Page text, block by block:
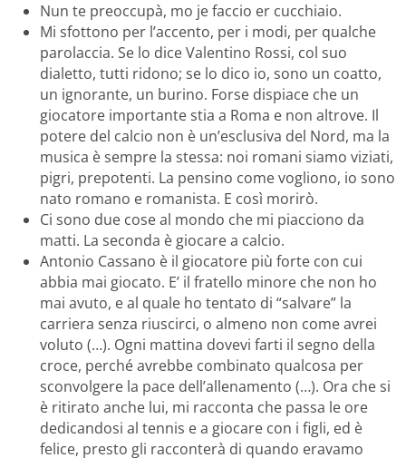
Nun te preoccupà, mo je faccio er cucchiaio.
Mi sfottono per l’accento, per i modi, per qualche
parolaccia. Se lo dice Valentino Rossi, col suo
dialetto, tutti ridono; se lo dico io, sono un coatto,
un ignorante, un burino. Forse dispiace che un
giocatore importante stia a Roma e non altrove. Il
potere del calcio non è un’esclusiva del Nord, ma la
musica è sempre la stessa: noi romani siamo viziati,
pigri, prepotenti. La pensino come vogliono, io sono
nato romano e romanista. E così morirò.
Ci sono due cose al mondo che mi piacciono da
matti. La seconda è giocare a calcio.
Antonio Cassano è il giocatore più forte con cui
abbia mai giocato. E’ il fratello minore che non ho
mai avuto, e al quale ho tentato di “salvare” la
carriera senza riuscirci, o almeno non come avrei
voluto (…). Ogni mattina dovevi farti il segno della
croce, perché avrebbe combinato qualcosa per
sconvolgere la pace dell’allenamento (…). Ora che si
è ritirato anche lui, mi racconta che passa le ore
dedicandosi al tennis e a giocare con i figli, ed è
felice, presto gli racconterà di quando eravamo